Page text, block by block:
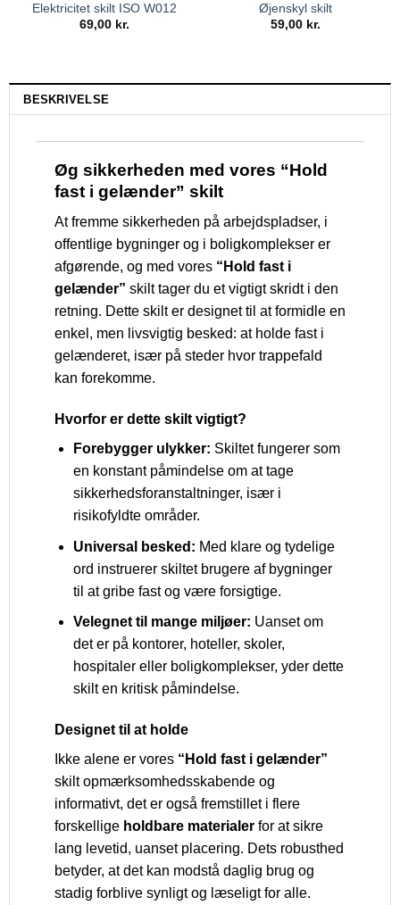
Elektricitet skilt ISO W012
69,00 kr.
Øjenskyl skilt
59,00 kr.
BESKRIVELSE
Øg sikkerheden med vores “Hold
fast i gelænder” skilt
At fremme sikkerheden på arbejdspladser, i
offentlige bygninger og i boligkomplekser er
afgørende, og med vores “Hold fast i
gelænder” skilt tager du et vigtigt skridt i den
retning. Dette skilt er designet til at formidle en
enkel, men livsvigtig besked: at holde fast i
gelænderet, især på steder hvor trappefald
kan forekomme.
Hvorfor er dette skilt vigtigt?
Forebygger ulykker: Skiltet fungerer som
en konstant påmindelse om at tage
sikkerhedsforanstaltninger, især i
risikofyldte områder.
Universal besked: Med klare og tydelige
ord instruerer skiltet brugere af bygninger
til at gribe fast og være forsigtige.
Velegnet til mange miljøer: Uanset om
det er på kontorer, hoteller, skoler,
hospitaler eller boligkomplekser, yder dette
skilt en kritisk påmindelse.
Designet til at holde
Ikke alene er vores “Hold fast i gelænder”
skilt opmærksomhedsskabende og
informativt, det er også fremstillet i flere
forskellige holdbare materialer for at sikre
lang levetid, uanset placering. Dets robusthed
betyder, at det kan modstå daglig brug og
stadig forblive synligt og læseligt for alle.